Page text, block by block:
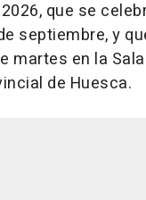
que se
septiembre, y
martes en la
de Huesca.